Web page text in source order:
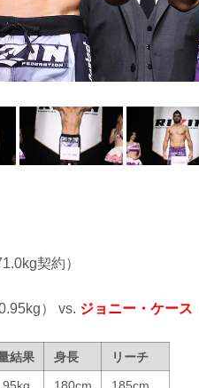
契約）
） vs. ジョニー・ケース
結果 身長
リーチ